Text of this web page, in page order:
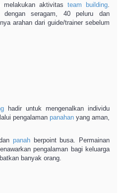
melakukan aktivitas team building.
dengan seragam, 40 peluru dan
arahan dari guide/trainer sebelum
hadir untuk mengenalkan individu
pengalaman panahan yang aman,
panahberpoint busa. Permainan
pengalaman bagi keluarga
banyak orang.